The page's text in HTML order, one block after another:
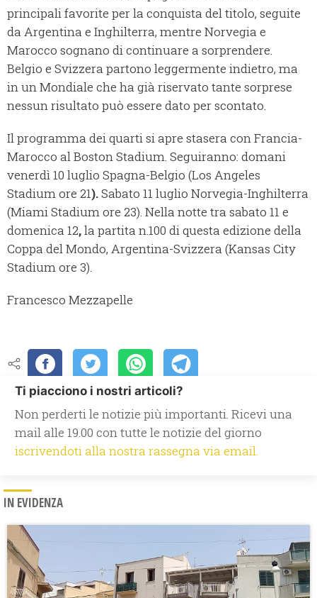
principali favorite per la conquista del titolo, seguite
da Argentina e Inghilterra, mentre Norvegia e
Marocco sognano di continuare a sorprendere.
Belgio e Svizzera partono leggermente indietro, ma
in un Mondiale che ha già riservato tante sorprese
nessun risultato può essere dato per scontato.
Il programma dei quarti si apre stasera con Francia-
Marocco al Boston Stadium. Seguiranno: domani
venerdì 10 luglio Spagna-Belgio (Los Angeles
Stadium ore 21).Sabato 11 luglio Norvegia-Inghilterra
(Miami Stadium ore 23). Nella notte tra sabato 11 e
domenica 12,la partita n.100 di questa edizione della
Coppa del Mondo, Argentina-Svizzera (Kansas City
Stadium ore 3).
Francesco Mezzapelle
Ti piacciono i nostri articoli?
Non perderti le notizie più importanti. Ricevi una
mail alle 19.00 con tutte le notizie del giorno
iscrivendoti alla nostra rassegna via email.
IN EVIDENZA